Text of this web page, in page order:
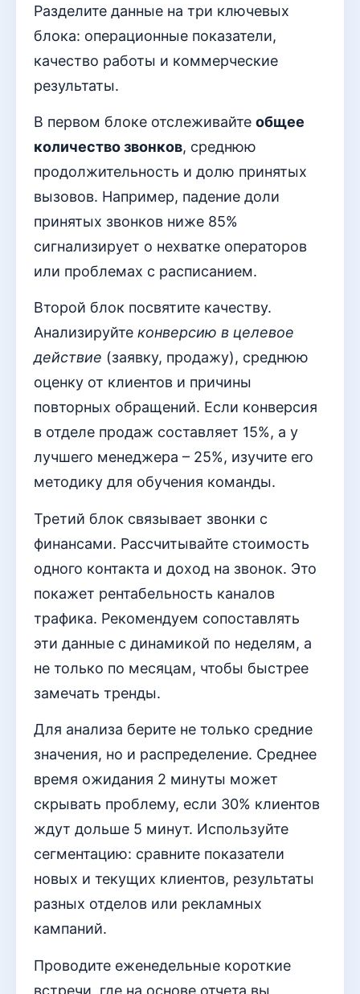
Разделите данные на три ключевых
блока: операционные показатели,
качество работы и коммерческие
результаты.
В первом блоке отслеживайте общее
количество звонков, среднюю
продолжительность и долю принятых
вызовов. Например, падение доли
принятых звонков ниже 85%
сигнализирует о нехватке операторов
или проблемах с расписанием.
Второй блок посвятите качеству.
Анализируйте конверсию в целевое
действие (заявку, продажу), среднюю
оценку от клиентов и причины
повторных обращений. Если конверсия
в отделе продаж составляет 15%, а у
лучшего менеджера – 25%, изучите его
методику для обучения команды.
Третий блок связывает звонки с
финансами. Рассчитывайте стоимость
одного контакта и доход на звонок. Это
покажет рентабельность каналов
трафика. Рекомендуем сопоставлять
эти данные с динамикой по неделям, а
не только по месяцам, чтобы быстрее
замечать тренды.
Для анализа берите не только средние
значения, но и распределение. Среднее
время ожидания 2 минуты может
скрывать проблему, если 30% клиентов
ждут дольше 5 минут. Используйте
сегментацию: сравните показатели
новых и текущих клиентов, результаты
разных отделов или рекламных
кампаний.
Проводите еженедельные короткие
встречи, где на основе отчета вы